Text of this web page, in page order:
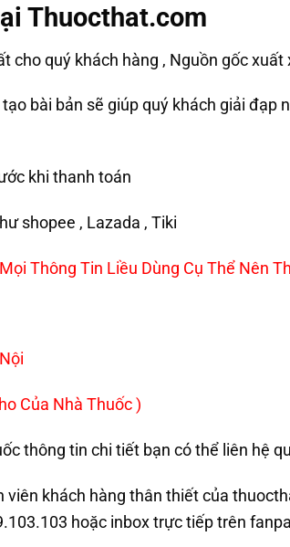
Thuocthat.com
cho quý khách hàng , Nguồn gốc xuất
bài bản sẽ giúp quý khách giải đạp
khi thanh toán
shopee , Lazada , Tiki
Thông Tin Liều Dùng Cụ Thể Nên
Của Nhà Thuốc )
thông tin chi tiết bạn có thể liên hệ
khách hàng thân thiết của
hoặc inbox trực tiếp trên